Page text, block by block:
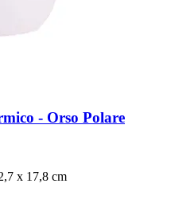
-​ Orso Polare
x 17,8 cm